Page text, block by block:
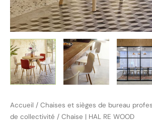
Accueil / Chaises et sièges de bureau
de collectivité / Chaise | HAL RE WOOD